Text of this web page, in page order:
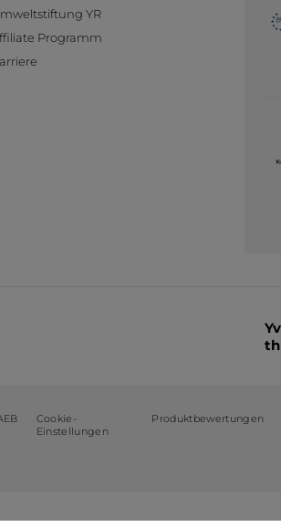
YR
Programm
Cookie-
Einstellungen
Produktbewertungen